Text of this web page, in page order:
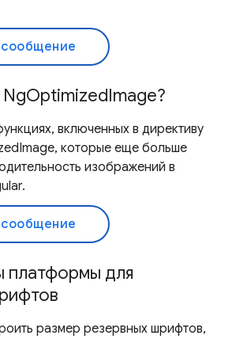
NgOptimizedImage?
включенных в директиву
которые еще больше
изображений в
платформы для
размер резервных шрифтов,